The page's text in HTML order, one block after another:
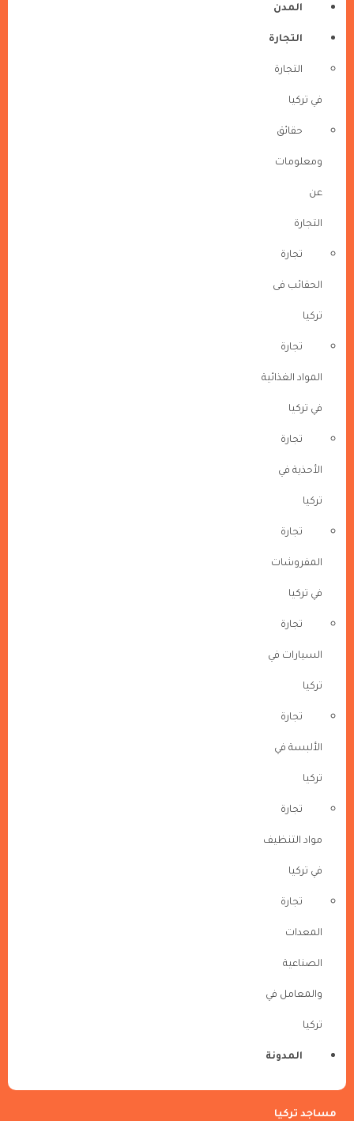
المدن
التجارة
التجارة
في تركيا
حقائق
ومعلومات
عن
التجارة
تجارة
الحقائب فى
تركيا
تجارة
المواد الغذائية
في تركيا
تجارة
الأحذية في
تركيا
تجارة
المفروشات
في تركيا
تجارة
السيارات في
تركيا
تجارة
الألبسة في
تركيا
تجارة
مواد التنظيف
في تركيا
تجارة
المعدات
الصناعية
والمعامل في
تركيا
المدونة
مساجد تركيا